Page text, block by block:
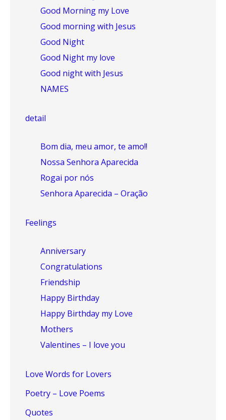
Good Morning my Love
Good morning with Jesus
Good Night
Good Night my love
Good night with Jesus
NAMES
detail
Bom dia, meu amor, te amo!!
Nossa Senhora Aparecida
Rogai por nós
Senhora Aparecida – Oração
Feelings
Anniversary
Congratulations
Friendship
Happy Birthday
Happy Birthday my Love
Mothers
Valentines – I love you
Love Words for Lovers
Poetry – Love Poems
Quotes